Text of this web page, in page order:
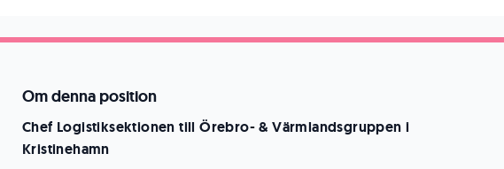
Om denna position
Chef Logistiksektionen till Örebro- & Värmlandsgruppen i
Kristinehamn